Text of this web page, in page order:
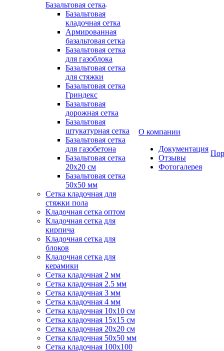
Базальтовая сетка
Базальтовая
кладочная сетка
Армированная
базальтовая сетка
Базальтовая сетка
для газоблока
Базальтовая сетка
для стяжки
Базальтовая сетка
Гриндекс
Базальтовая
дорожная сетка
Базальтовая
штукатурная сетка
Базальтовая сетка
для газобетона
Базальтовая сетка
20x20 см
Базальтовая сетка
50x50 мм
Сетка кладочная для
стяжки пола
Кладочная сетка оптом
Кладочная сетка для
кирпича
Кладочная сетка для
блоков
Кладочная сетка для
керамики
Сетка кладочная 2 мм
Сетка кладочная 2.5 мм
Сетка кладочная 3 мм
Сетка кладочная 4 мм
Сетка кладочная 10x10 см
Сетка кладочная 15x15 см
Сетка кладочная 20x20 см
Сетка кладочная 50x50 мм
Сетка кладочная 100x100
О компании
Документация
Отзывы
Фотогалерея